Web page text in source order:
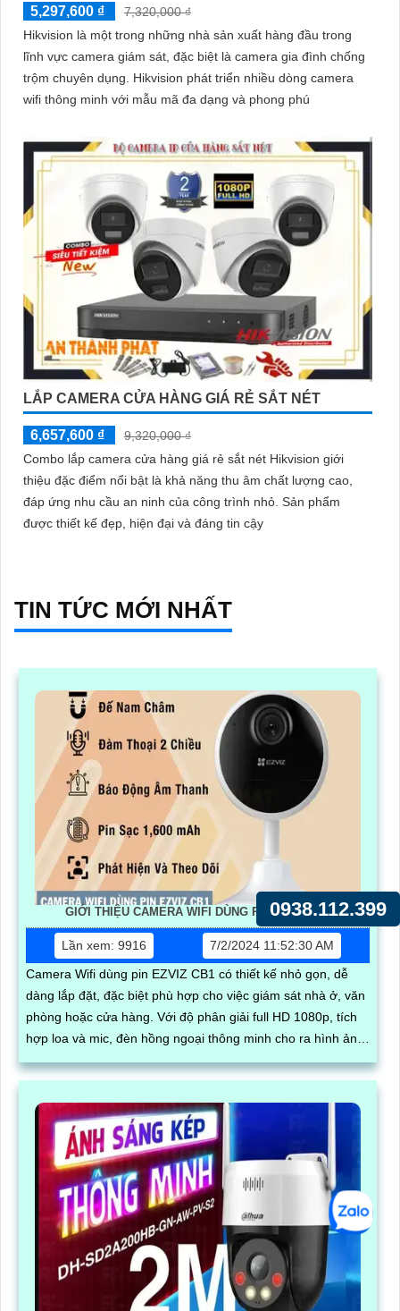
5,297,600 ₫
7,320,000 ₫
Hikvision là một trong những nhà sản xuất hàng đầu trong
lĩnh vực camera giám sát, đặc biệt là camera gia đình chống
trộm chuyên dụng. Hikvision phát triển nhiều dòng camera
wifi thông minh với mẫu mã đa dạng và phong phú
LẮP CAMERA CỬA HÀNG GIÁ RẺ SẮT NÉT
6,657,600 ₫
9,320,000 ₫
Combo lắp camera cửa hàng giá rẻ sắt nét Hikvision giới
thiệu đặc điểm nổi bật là khả năng thu âm chất lượng cao,
đáp ứng nhu cầu an ninh của công trình nhỏ. Sản phẩm
được thiết kế đẹp, hiện đại và đáng tin cậy
TIN TỨC MỚI NHẤT
GIỚI THIỆU CAMERA WIFI DÙNG PIN EZVIZ CB1
Lần xem: 9916
7/2/2024 11:52:30 AM
Camera Wifi dùng pin EZVIZ CB1 có thiết kế nhỏ gọn, dễ
dàng lắp đặt, đặc biệt phù hợp cho việc giám sát nhà ở, văn
phòng hoặc cửa hàng. Với độ phân giải full HD 1080p, tích
hợp loa và mic, đèn hồng ngoại thông minh cho ra hình ảnh
chất lượng ban đêm
0938.112.399